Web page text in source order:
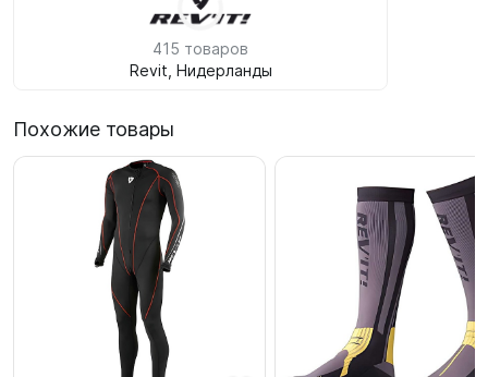
415 товаров
Revit, Нидерланды
Похожие товары